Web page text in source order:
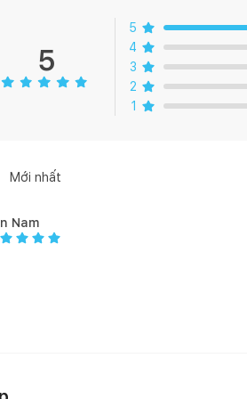
dùng cho mục đích rán WMF 28
làm từ 1 vật liệu độc đáo - Khoáng
5
5
4
3
2
1
Mới nhất
Nam